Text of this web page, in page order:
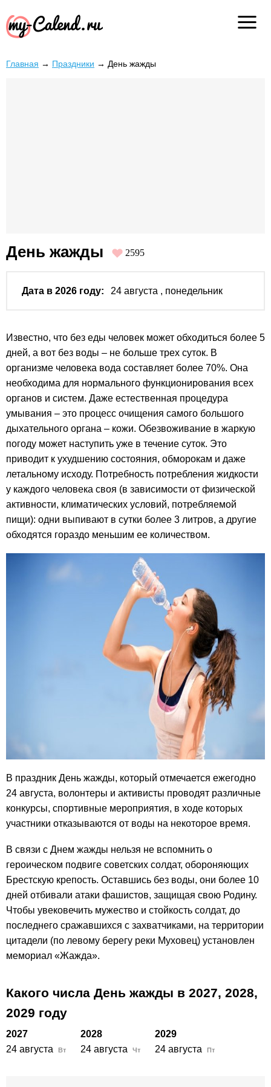
Главная → Праздники → День жажды
День жажды 2595
Дата в 2026 году: 24 августа , понедельник
Известно, что без еды человек может обходиться более 5
дней, а вот без воды – не больше трех суток. В
организме человека вода составляет более 70%. Она
необходима для нормального функционирования всех
органов и систем. Даже естественная процедура
умывания – это процесс очищения самого большого
дыхательного органа – кожи. Обезвоживание в жаркую
погоду может наступить уже в течение суток. Это
приводит к ухудшению состояния, обморокам и даже
летальному исходу. Потребность потребления жидкости
у каждого человека своя (в зависимости от физической
активности, климатических условий, потребляемой
пищи): одни выпивают в сутки более 3 литров, а другие
обходятся гораздо меньшим ее количеством.
В праздник День жажды, который отмечается ежегодно
24 августа, волонтеры и активисты проводят различные
конкурсы, спортивные мероприятия, в ходе которых
участники отказываются от воды на некоторое время.
В связи с Днем жажды нельзя не вспомнить о
героическом подвиге советских солдат, обороняющих
Брестскую крепость. Оставшись без воды, они более 10
дней отбивали атаки фашистов, защищая свою Родину.
Чтобы увековечить мужество и стойкость солдат, до
последнего сражавшихся с захватчиками, на территории
цитадели (по левому берегу реки Муховец) установлен
мемориал «Жажда».
Какого числа День жажды в 2027, 2028,
2029 году
2027 2028
2029
24 августа
Вт 24 августа Чт 24 августа Пт